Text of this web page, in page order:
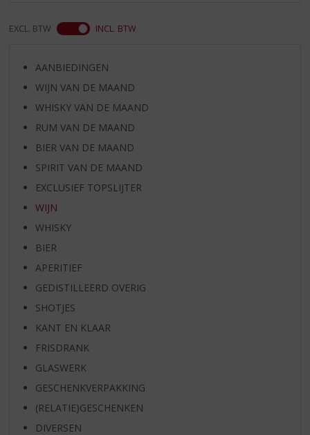
EXCL. BTW INCL. BTW
AANBIEDINGEN
WIJN VAN DE MAAND
WHISKY VAN DE MAAND
RUM VAN DE MAAND
BIER VAN DE MAAND
SPIRIT VAN DE MAAND
EXCLUSIEF TOPSLIJTER
WIJN
WHISKY
BIER
APERITIEF
GEDISTILLEERD OVERIG
SHOTJES
KANT EN KLAAR
FRISDRANK
GLASWERK
GESCHENKVERPAKKING
(RELATIE)GESCHENKEN
DIVERSEN